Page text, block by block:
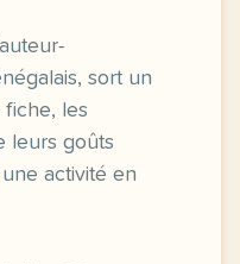
sort un
les
leurs goûts
activité en